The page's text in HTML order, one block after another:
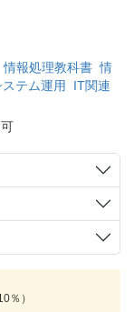
情報処理教科書 情
ステム運用
IT関連
％）